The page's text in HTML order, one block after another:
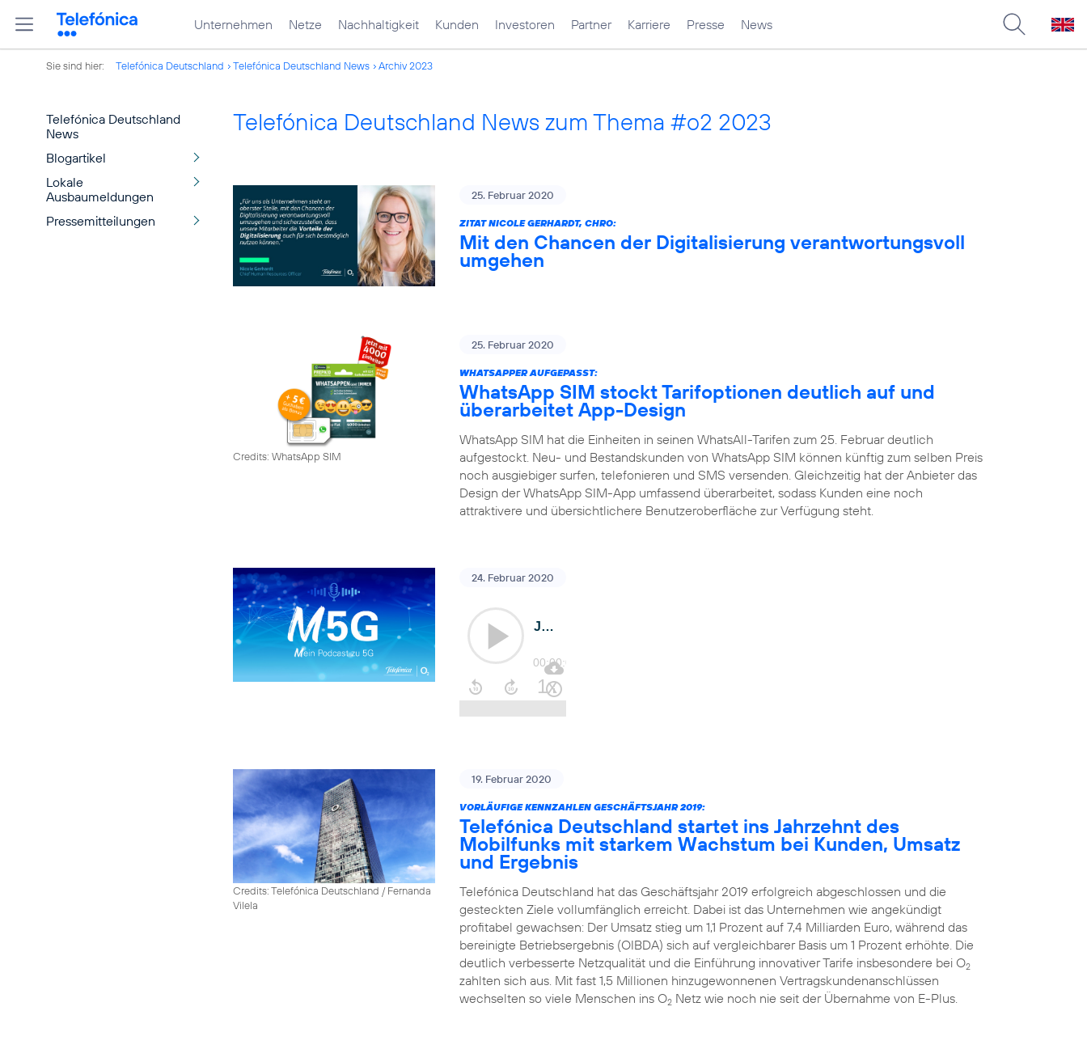
Unternehmen Netze Nachhaltigkeit Kunden Investoren Partner Karriere Presse News
Sie sind hier: Telefónica Deutschland Telefónica Deutschland News Archiv 2023
Telefónica Deutschland
News
Blogartikel
Lokale
Ausbaumeldungen
Pressemitteilungen
Telefónica Deutschland News zum Thema #o2 2023
25. Februar 2020
ZITAT NICOLE GERHARDT, CHRO:
Mit den Chancen der Digitalisierung verantwortungsvoll
umgehen
Credits: WhatsApp SIM
25. Februar 2020
WHATSAPPER AUFGEPASST:
WhatsApp SIM stockt Tarifoptionen deutlich auf und
überarbeitet App-Design
WhatsApp SIM hat die Einheiten in seinen WhatsAll-Tarifen zum 25. Februar deutlich
aufgestockt. Neu- und Bestandskunden von WhatsApp SIM können künftig zum selben Preis
noch ausgiebiger surfen, telefonieren und SMS versenden. Gleichzeitig hat der Anbieter das
Design der WhatsApp SIM-App umfassend überarbeitet, sodass Kunden eine noch
attraktivere und übersichtlichere Benutzeroberfläche zur Verfügung steht.
24. Februar 2020
Credits: Telefónica Deutschland / Fernanda
Vilela
19. Februar 2020
VORLÄUFIGE KENNZAHLEN GESCHÄFTSJAHR 2019:
Telefónica Deutschland startet ins Jahrzehnt des
Mobilfunks mit starkem Wachstum bei Kunden, Umsatz
und Ergebnis
Telefónica Deutschland hat das Geschäftsjahr 2019 erfolgreich abgeschlossen und die
gesteckten Ziele vollumfänglich erreicht. Dabei ist das Unternehmen wie angekündigt
profitabel gewachsen: Der Umsatz stieg um 1,1 Prozent auf 7,4 Milliarden Euro, während das
bereinigte Betriebsergebnis (OIBDA) sich auf vergleichbarer Basis um 1 Prozent erhöhte. Die
deutlich verbesserte Netzqualität und die Einführung innovativer Tarife insbesondere bei O2
zahlten sich aus. Mit fast 1,5 Millionen hinzugewonnenen Vertragskundenanschlüssen
wechselten so viele Menschen ins O2 Netz wie noch nie seit der Übernahme von E-Plus.